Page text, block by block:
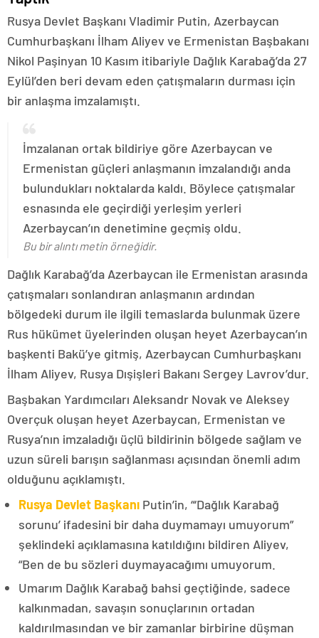
Rusya Devlet Başkanı Vladimir Putin, Azerbaycan
Cumhurbaşkanı İlham Aliyev ve Ermenistan Başbakanı
Nikol Paşinyan 10 Kasım itibariyle Dağlık Karabağ’da 27
Eylül’den beri devam eden çatışmaların durması için
bir anlaşma imzalamıştı.
İmzalanan ortak bildiriye göre Azerbaycan ve
Ermenistan güçleri anlaşmanın imzalandığı anda
bulundukları noktalarda kaldı. Böylece çatışmalar
esnasında ele geçirdiği yerleşim yerleri
Azerbaycan’ın denetimine geçmiş oldu.
Bu bir alıntı metin örneğidir.
Dağlık Karabağ’da Azerbaycan ile Ermenistan arasında
çatışmaları sonlandıran anlaşmanın ardından
bölgedeki durum ile ilgili temaslarda bulunmak üzere
Rus hükümet üyelerinden oluşan heyet Azerbaycan’ın
başkenti Bakü’ye gitmiş, Azerbaycan Cumhurbaşkanı
İlham Aliyev, Rusya Dışişleri Bakanı Sergey Lavrov’dur.
Başbakan Yardımcıları Aleksandr Novak ve Aleksey
Overçuk oluşan heyet Azerbaycan, Ermenistan ve
Rusya’nın imzaladığı üçlü bildirinin bölgede sağlam ve
uzun süreli barışın sağlanması açısından önemli adım
olduğunu açıklamıştı.
Rusya Devlet Başkanı Putin’in, “‘Dağlık Karabağ
sorunu’ ifadesini bir daha duymamayı umuyorum”
şeklindeki açıklamasına katıldığını bildiren Aliyev,
“Ben de bu sözleri duymayacağımı umuyorum.
Umarım Dağlık Karabağ bahsi geçtiğinde, sadece
kalkınmadan, savaşın sonuçlarının ortadan
kaldırılmasından ve bir zamanlar birbirine düşman